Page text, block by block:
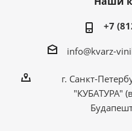
+7
info@kvarz-
г. Санкт-
"КУБАТУРА"